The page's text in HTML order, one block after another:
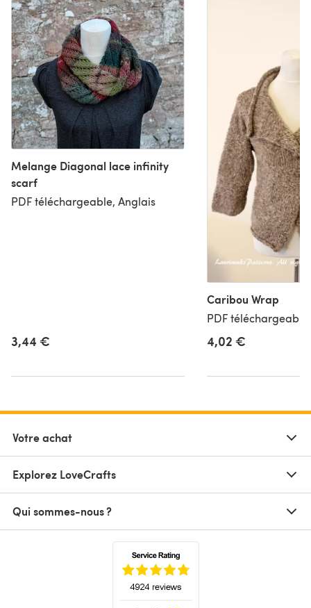
Melange Diagonal lace infinity
scarf
PDF téléchargeable, Anglais
3,44 €
Caribou Wrap
PDF
4,02 €
Votre achat
Explorez LoveCrafts
Qui sommes-nous ?